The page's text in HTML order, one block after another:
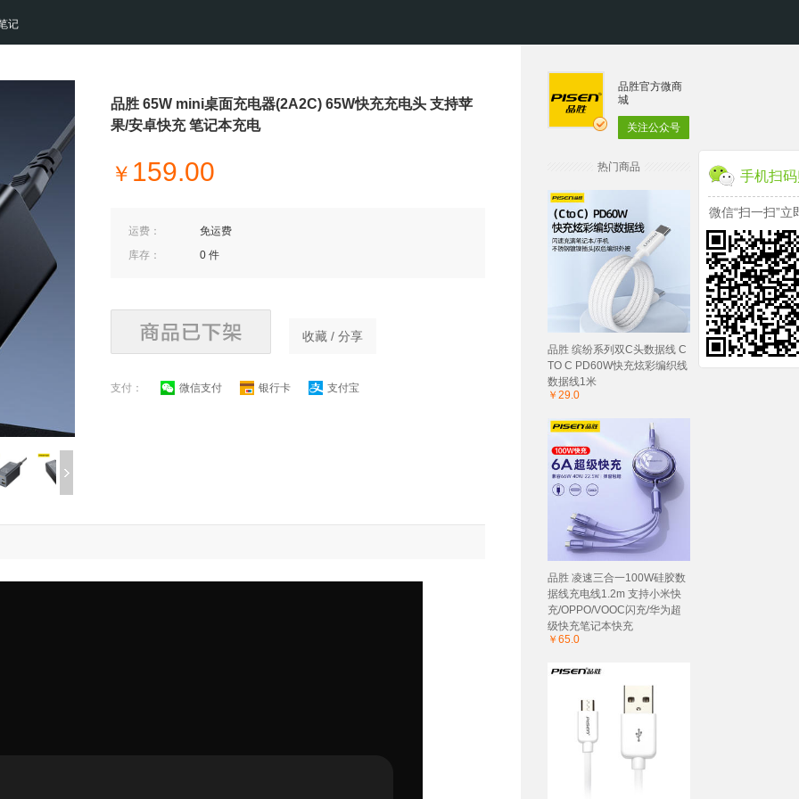
记
品胜 65W mini桌面充电器(2A2C) 65W快充充电头 支持苹
果/安卓快充 笔记本充电
￥ 159.00
运费：
免运费
库存：
0 件
收藏 / 分享
支付： 微信支付 银行卡 支付宝
品胜官方微商
城
关注公众号
热门商品
品胜 缤纷系列双C头数据线 C
TO C PD60W快充炫彩编织线
数据线1米
￥29.0
品胜 凌速三合一100W硅胶数
据线充电线1.2m 支持小米快
充/OPPO/VOOC闪充/华为超
级快充笔记本快充
￥65.0
手机扫
微信“扫一扫”立